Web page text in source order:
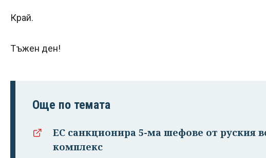
Край.
Тъжен ден!
Още по темата
ЕС санкционира 5-ма шефове от руския
комплекс